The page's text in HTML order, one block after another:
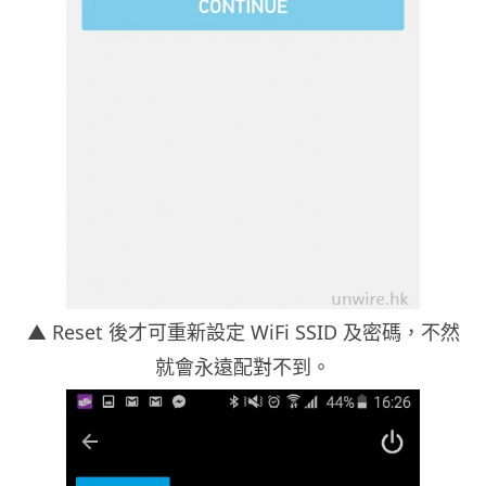
▲ Reset 後才可重新設定 WiFi SSID 及密碼，不然
就會永遠配對不到。